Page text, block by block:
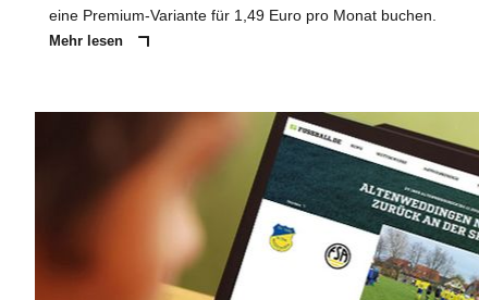
eine Premium-Variante für 1,49 Euro pro Monat buchen.
Mehr lesen